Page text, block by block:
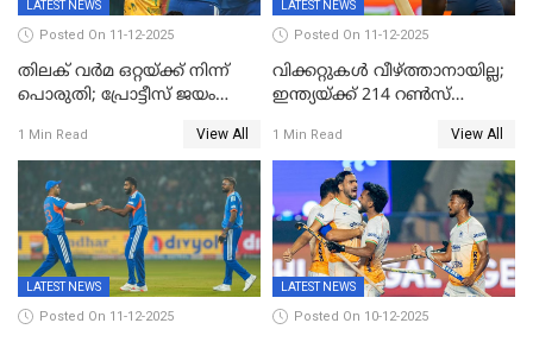
LATEST NEWS
Posted On 11-12-2025
തിലക് വർമ ഒറ്റയ്ക്ക് നിന്ന്
പൊരുതി; പ്രോട്ടീസ് ജയം
1 Min Read View All
LATEST NEWS
Posted On 11-12-2025
വിക്കറ്റുകൾ വീഴ്ത്താനായില്ല;
ഇന്ത്യയ്ക്ക് 214 റൺസ്
ഡികോക്ക് കസറി
1 Min Read View All
LATEST NEWS
Posted On 11-12-2025
LATEST NEWS
Posted On 10-12-2025